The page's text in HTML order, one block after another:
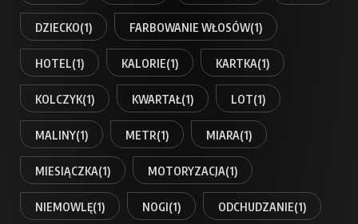
DZIECKO(1) FARBOWANIE WŁOSÓW(1)
HOTEL(1) KALORIE(1) KARTKA(1)
KOLCZYK(1) KWARTAŁ(1) LOT(1)
MALINY(1) METR(1) MIARA(1)
MIESIĄCZKA(1) MOTORYZACJA(1)
NIEMOWLĘ(1) NOGI(1) ODCHUDZANIE(1)